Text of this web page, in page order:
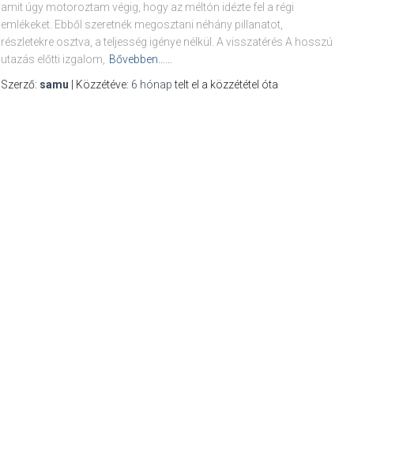
amit úgy motoroztam végig, hogy az méltón idézte fel a régi
emlékeket. Ebből szeretnék megosztani néhány pillanatot,
részletekre osztva, a teljesség igénye nélkül. A visszatérés A hosszú
utazás előtti izgalom,
Bővebben……
Szerző: samu | Közzétéve: 6 hónaptelt el a közzététel óta